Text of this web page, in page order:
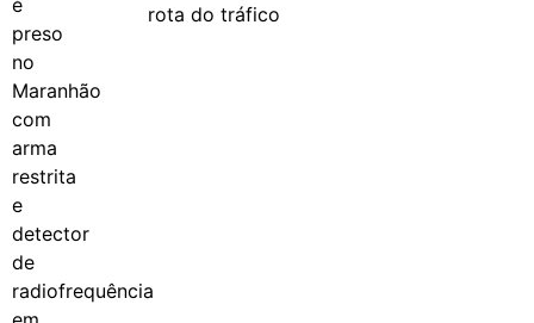
rota do tráfico